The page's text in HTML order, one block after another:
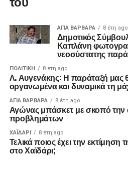
ΑΓΙΑ ΒΑΡΒΑΡΑ 8 έτη ago
Δημοτικός
Καπλάνη
νεοσύστατης
ΠΟΛΙΤΙΚΉ 8 έτη ago
Λ. Αυγενάκης: Η παράταξή μας
οργανωμένα και δυναμικά τη
ΑΓΙΑ ΒΑΡΒΑΡΑ 8 έτη ago
Αγώνας μπάσκετ με σκοπό την
προβλημάτων
ΧΑΪΔΑΡΙ 8 έτη ago
Τελικά ποιος έχει την
στο Χαϊδάρι;